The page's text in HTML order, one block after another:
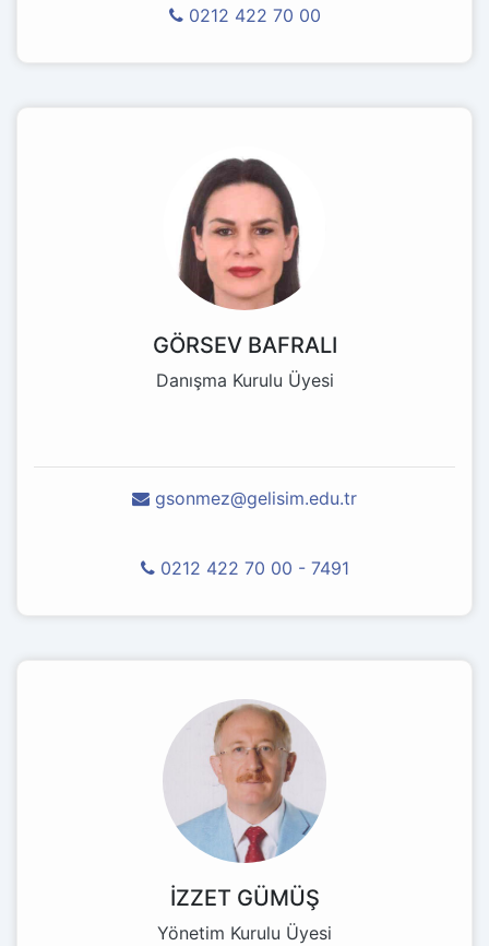
0212 422 70 00
GÖRSEV BAFRALI
Danışma Kurulu Üyesi
gsonmez@gelisim.edu.tr
0212 422 70 00 - 7491
İZZET GÜMÜŞ
Yönetim Kurulu Üyesi